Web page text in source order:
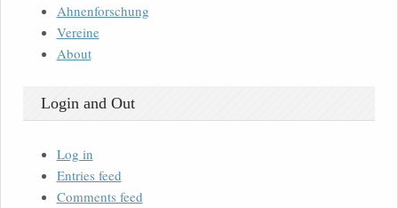
Ahnenforschung
Vereine
About
Login and Out
Log in
Entries feed
Comments feed